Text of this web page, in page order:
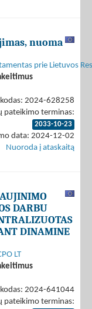
nuoma
prie Lietuvos
2024-628258
pateikimo terminas:
2033-10-23
data: 2024-12-02
Nuoroda į ataskaitą
DARBU
DINAMINE
LT
2024-641044
pateikimo terminas: